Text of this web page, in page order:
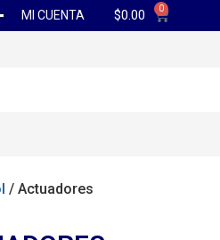
MI CUENTA $0.00 0
/ Actuadores